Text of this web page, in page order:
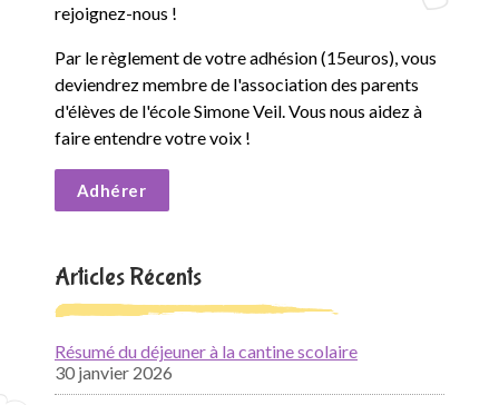
rejoignez-nous !
Par le règlement de votre adhésion (15euros), vous
deviendrez membre de l'association des parents
d'élèves de l'école Simone Veil. Vous nous aidez à
faire entendre votre voix !
Adhérer
Articles Récents
Résumé du déjeuner à la cantine scolaire
30 janvier 2026